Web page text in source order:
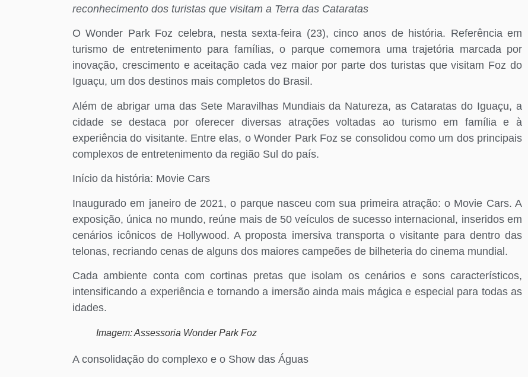
reconhecimento dos turistas que visitam a Terra das Cataratas
O Wonder Park Foz celebra, nesta sexta-feira (23), cinco anos de história. Referência em
turismo de entretenimento para famílias, o parque comemora uma trajetória marcada por
inovação, crescimento e aceitação cada vez maior por parte dos turistas que visitam Foz do
Iguaçu, um dos destinos mais completos do Brasil.
Além de abrigar uma das Sete Maravilhas Mundiais da Natureza, as Cataratas do Iguaçu, a
cidade se destaca por oferecer diversas atrações voltadas ao turismo em família e à
experiência do visitante. Entre elas, o Wonder Park Foz se consolidou como um dos principais
complexos de entretenimento da região Sul do país.
Início da história: Movie Cars
Inaugurado em janeiro de 2021, o parque nasceu com sua primeira atração: o Movie Cars. A
exposição, única no mundo, reúne mais de 50 veículos de sucesso internacional, inseridos em
cenários icônicos de Hollywood. A proposta imersiva transporta o visitante para dentro das
telonas, recriando cenas de alguns dos maiores campeões de bilheteria do cinema mundial.
Cada ambiente conta com cortinas pretas que isolam os cenários e sons característicos,
intensificando a experiência e tornando a imersão ainda mais mágica e especial para todas as
idades.
Imagem: Assessoria Wonder Park Foz
A consolidação do complexo e o Show das Águas